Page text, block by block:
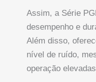
Assim, a Série
desempenho e
Além disso,
nível de ruído,
operação